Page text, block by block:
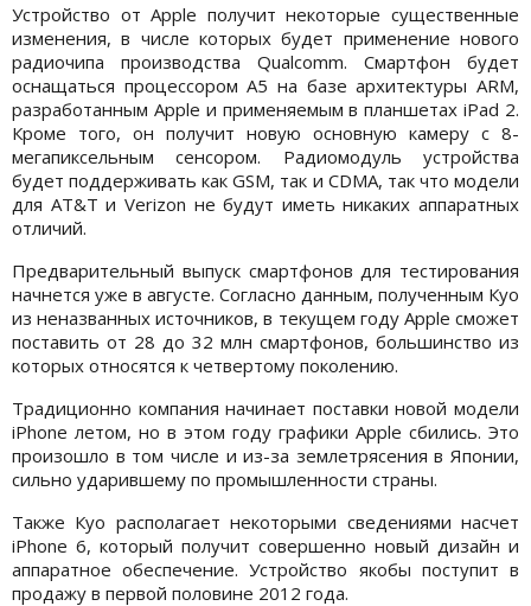
Устройство от Apple получит некоторые существенные
изменения, в числе которых будет применение нового
радиочипа производства Qualcomm. Смартфон будет
оснащаться процессором A5 на базе архитектуры ARM,
разработанным Apple и применяемым в планшетах iPad 2.
Кроме того, он получит новую основную камеру с 8-
мегапиксельным сенсором. Радиомодуль устройства
будет поддерживать как GSM, так и CDMA, так что модели
для AT&T и Verizon не будут иметь никаких аппаратных
отличий.
Предварительный выпуск смартфонов для тестирования
начнется уже в августе. Согласно данным, полученным Куо
из неназванных источников, в текущем году Apple сможет
поставить от 28 до 32 млн смартфонов, большинство из
которых относятся к четвертому поколению.
Традиционно компания начинает поставки новой модели
iPhone летом, но в этом году графики Apple сбились. Это
произошло в том числе и из-за землетрясения в Японии,
сильно ударившему по промышленности страны.
Также Куо располагает некоторыми сведениями насчет
iPhone 6, который получит совершенно новый дизайн и
аппаратное обеспечение. Устройство якобы поступит в
продажу в первой половине 2012 года.